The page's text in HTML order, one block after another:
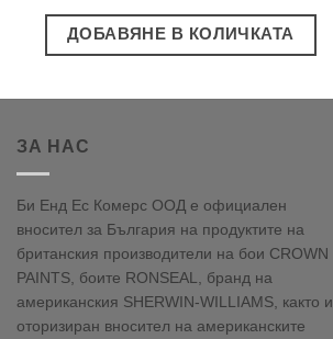
ДОБАВЯНЕ В КОЛИЧКАТА
ЗА НАС
Би Енд Ес Комерс ООД е официален
вносител за България на продуктите на
британския производители на бои CROWN
PAINTS, боите RONSEAL, бранд на
американския SHERWIN-WILLIAMS, както и
оторизиран вносител на американските